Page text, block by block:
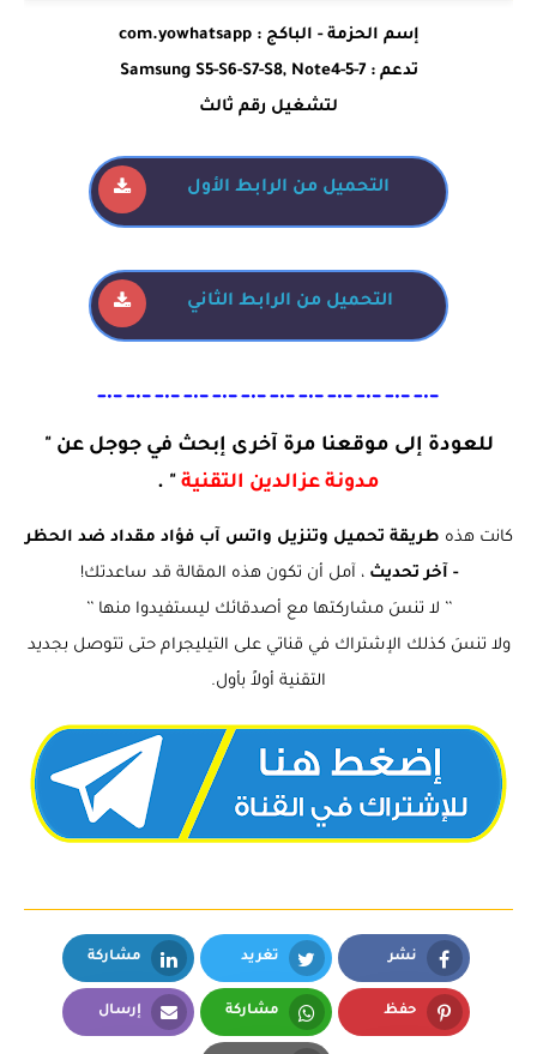
إسم الحزمة - الباكج : com.yowhatsapp
تدعم : Samsung S5-S6-S7-S8, Note4-5-7
لتشغيل رقم ثالث
التحميل من الرابط الأول
التحميل من الرابط الثاني
﹎﹎﹎﹎﹎﹎﹎﹎﹎﹎﹎﹎
للعودة إلى موقعنا مرة آخرى إبحث في جوجل عن "
مدونة عزالدين التقنية " .
كانت هذه طريقة تحميل وتنزيل واتس آب فؤاد مقداد ضد الحظر
- آخر تحديث ، آمل أن تكون هذه المقالة قد ساعدتك!
’’ لا تنسَ مشاركتها مع أصدقائك ليستفيدوا منها ’’
ولا تنسَ كذلك الإشتراك في قناتي على التيليجرام حتى تتوصل بجديد
التقنية أولاً بأول.
نشر
Facebook
تغريد
Twitter
مشاركة
LinkedIn
حفظ مشاركة
Whatsapp
إرسال